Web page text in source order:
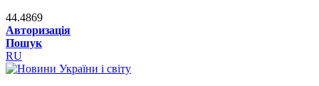
44.4869
Авторизація
Пошук
RU